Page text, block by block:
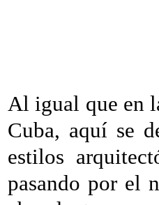
Al igual que en
Cuba, aquí se
estilos
pasando por el